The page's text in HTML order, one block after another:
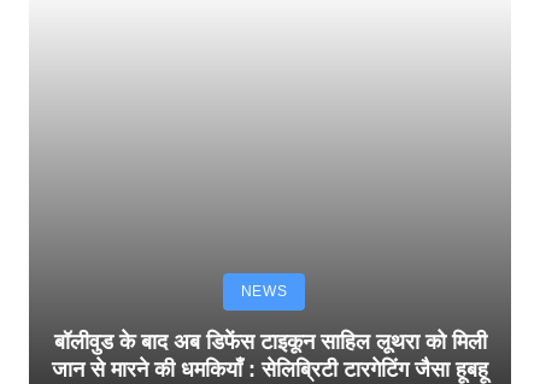
NEWS
बॉलीवुड के बाद अब डिफेंस टाइकून साहिल लूथरा को मिली
जान से मारने की धमकियाँ : सेलिब्रिटी टारगेटिंग जैसा हूबहू